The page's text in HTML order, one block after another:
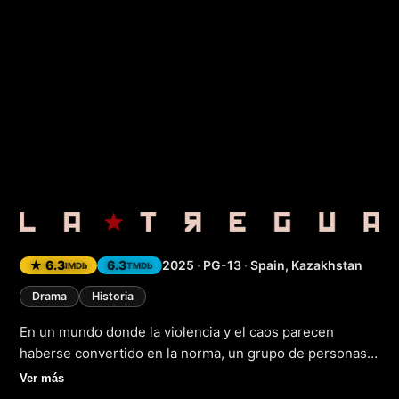
La tregua(2025)
★ 6.3IMDb 6.3TMDb 2025 · PG-13 · Spain, Kazakhstan
Drama Historia
En un mundo donde la violencia y el caos parecen
haberse convertido en la norma, un grupo de personas
se reúne en un pequeño pueblo en el corazón de la
Ver más